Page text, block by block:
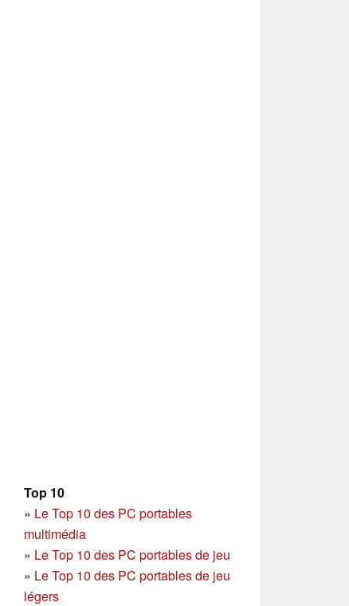
Top 10
» Le Top 10 des PC portables
multimédia
» Le Top 10 des PC portables de jeu
» Le Top 10 des PC portables de jeu
légers